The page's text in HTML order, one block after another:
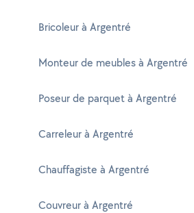
Bricoleur à Argentré
Monteur de meubles à Argentré
Poseur de parquet à Argentré
Carreleur à Argentré
Chauffagiste à Argentré
Couvreur à Argentré